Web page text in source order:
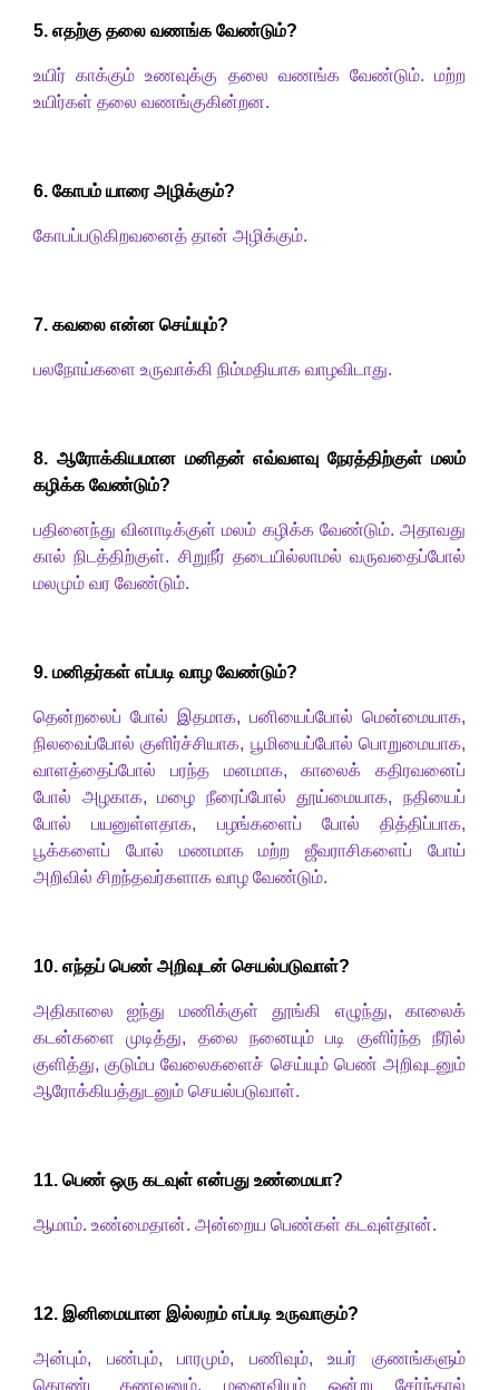
5. எதற்கு தலை வணங்க வேண்டும்?
உயிர் காக்கும் உணவுக்கு தலை வணங்க வேண்டும். மற்ற
உயிர்கள் தலை வணங்குகின்றன.
6. கோபம் யாரை அழிக்கும்?
கோபப்படுகிறவனைத் தான் அழிக்கும்.
7. கவலை என்ன செய்யும்?
பலநோய்களை உருவாக்கி நிம்மதியாக வாழவிடாது.
8. ஆரோக்கியமான மனிதன் எவ்வளவு நேரத்திற்குள் மலம்
கழிக்க வேண்டும்?
பதினைந்து வினாடிக்குள் மலம் கழிக்க வேண்டும். அதாவது
கால் நிடத்திற்குள். சிறுநீர் தடையில்லாமல் வருவதைப்போல்
மலமும் வர வேண்டும்.
9. மனிதர்கள் எப்படி வாழ வேண்டும்?
தென்றலைப் போல் இதமாக, பனியைப்போல் மென்மையாக,
நிலவைப்போல் குளிர்ச்சியாக, பூமியைப்போல் பொறுமையாக,
வாளத்தைப்போல் பரந்த மனமாக,காலைக் கதிரவனைப்
போல் அழகாக,மழை நீரைப்போல் தூய்மையாக,நதியைப்
போல் பயனுள்ளதாக, பழங்களைப் போல் தித்திப்பாக,
பூக்களைப் போல் மணமாக மற்ற ஜீவராசிகளைப் போய்
அறிவில் சிறந்தவர்களாக வாழ வேண்டும்.
10. எந்தப் பெண் அறிவுடன் செயல்படுவாள்?
அதிகாலை ஐந்து மணிக்குள் தூங்கி எழுந்து,காலைக்
கடன்களை முடித்து, தலை நனையும் படி குளிர்ந்த நீரில்
குளித்து,குடும்ப வேலைகளைச் செய்யும் பெண் அறிவுடனும்
ஆரோக்கியத்துடனும் செயல்படுவாள்.
11. பெண் ஒரு கடவுள் என்பது உண்மையா?
ஆமாம். உண்மைதான். அன்றைய பெண்கள் கடவுள்தான்.
12. இனிமையான இல்லறம் எப்படி உருவாகும்?
அன்பும், பண்பும், பாரமும், பணிவும்,உயர் குணங்களும்
கொண்ட கணவனும், மனைவியும் ஒன்று சேர்ந்தால்